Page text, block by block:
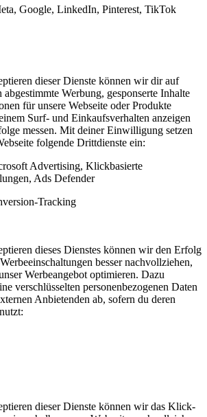
Google, LinkedIn, Pinterest, TikTok
dieser Dienste können wir dir auf
abgestimmte Werbung, gesponserte Inhalte
für unsere Webseite oder Produkte
Surf- und Einkaufsverhalten anzeigen
messen. Mit deiner Einwilligung setzen
folgende Drittdienste ein:
Advertising, Klickbasierte
Ads Defender
Tracking
dieses Dienstes können wir den Erfolg
besser nachvollziehen,
Werbeangebot optimieren. Dazu
verschlüsselten personenbezogenen Daten
Anbietenden ab, sofern du deren
dieser Dienste können wir das Klick-